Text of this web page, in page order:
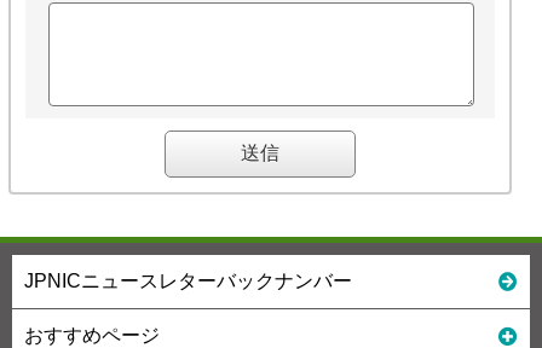
JPNICニュースレターバックナンバー
おすすめページ